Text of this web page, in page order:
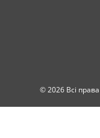
© 2026 Всі